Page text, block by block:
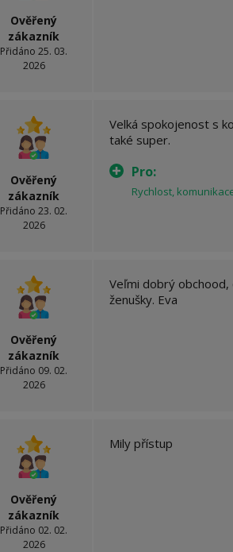
Ověřený
zákazník
Přidáno 25. 03.
2026
Ověřený
zákazník
Přidáno 23. 02.
2026
Velká spokojenost s
také super.
Pro:
Rychlost,
Ověřený
zákazník
Přidáno 09. 02.
2026
Veľmi dobrý
ženušky. Eva
Ověřený
zákazník
Přidáno 02. 02.
2026
Mily přístup